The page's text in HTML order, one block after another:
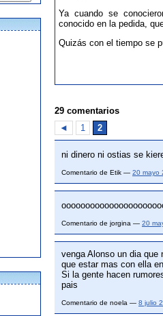
Ya cuando se
conocido en la pedida,
Quizás con el tiempo se
29 comentarios
◄
1 2
ni dinero ni ostias se
Comentario de Etik — 20 mayo
Comentario de jorgina — 20
venga Alonso un dia que
que estar mas con ella
Si la gente hacen
pais
Comentario de noela — 8 julio